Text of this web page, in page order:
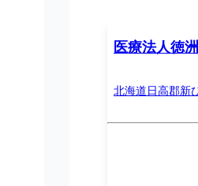
医療法人徳
北海道日高郡新